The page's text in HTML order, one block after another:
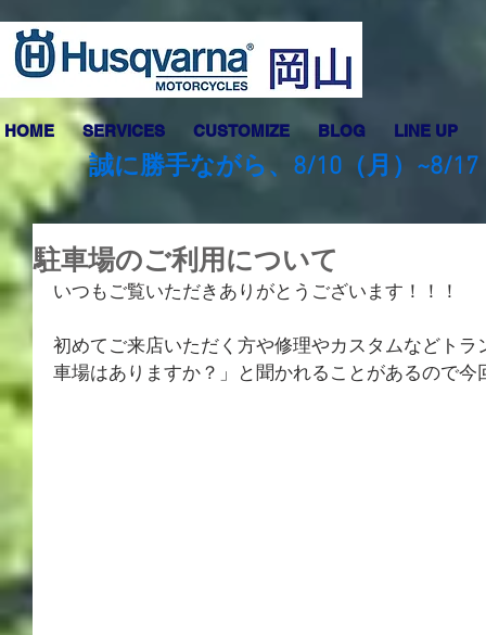
HOME SERVICES CUSTOMIZE BLOG LINE UP
誠に勝手ながら、8/10（月）~8/
駐車場のご利用について
いつもご覧いただきありがとうございます！！！
初めてご来店いただく方や修理やカスタムなどト
車場はありますか？」と聞かれることがあるので今